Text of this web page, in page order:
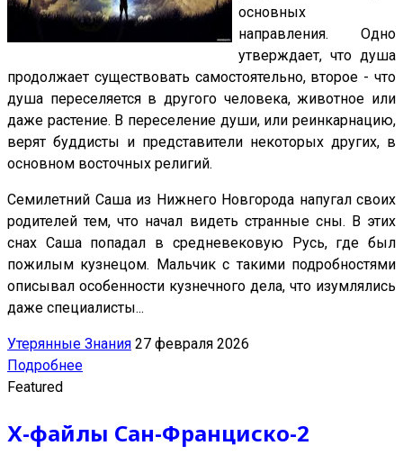
основных
направления. Одно
утверждает, что душа
продолжает существовать самостоятельно, второе - что
душа переселяется в другого человека, животное или
даже растение. В переселение души, или реинкарнацию,
верят буддисты и представители некоторых других, в
основном восточных религий.
Семилетний Саша из Нижнего Новгорода напугал своих
родителей тем, что начал видеть странные сны. В этих
снах Саша попадал в средневековую Русь, где был
пожилым кузнецом. Мальчик с такими подробностями
описывал особенности кузнечного дела, что изумлялись
даже специалисты...
Утерянные Знания 27 февраля 2026
Подробнее
Featured
Х-файлы Сан-Франциско-2